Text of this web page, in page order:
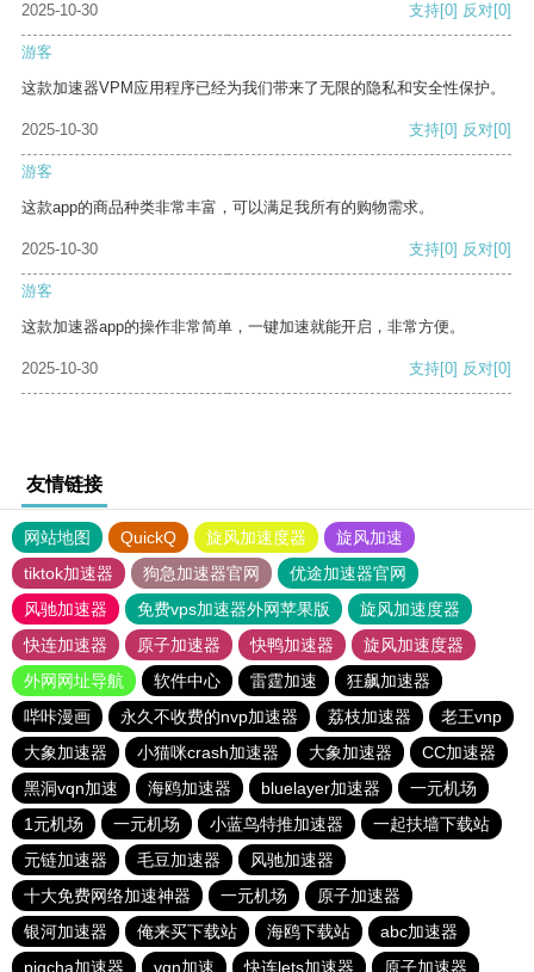
2025-10-30 支持[0] 反对[0]
游客
这款加速器VPM应用程序已经为我们带来了无限的隐私和安全性保护。
2025-10-30 支持[0] 反对[0]
游客
这款app的商品种类非常丰富，可以满足我所有的购物需求。
2025-10-30 支持[0] 反对[0]
游客
这款加速器app的操作非常简单，一键加速就能开启，非常方便。
2025-10-30 支持[0] 反对[0]
友情链接
网站地图 QuickQ 旋风加速度器
旋风加速
tiktok加速器
狗急加速器官网
优途加速器官网
风驰加速器
免费vps加速器外网苹果版
旋风加速度器
快连加速器
原子加速器 快鸭加速器
旋风加速度器
外网网址导航
软件中心 雷霆加速
狂飙加速器
哔咔漫画
永久不收费的nvp加速器 荔枝加速器
老王vnp
大象加速器
小猫咪crash加速器 大象加速器
CC加速器
黑洞vqn加速
海鸥加速器 bluelayer加速器
一元机场
1元机场
一元机场 小蓝鸟特推加速器
一起扶墙下载站
元链加速器
毛豆加速器
风驰加速器
十大免费网络加速神器
一元机场
原子加速器
银河加速器
俺来买下载站 海鸥下载站
abc加速器
pigcha加速器
vqn加速 快连lets加速器 原子加速器